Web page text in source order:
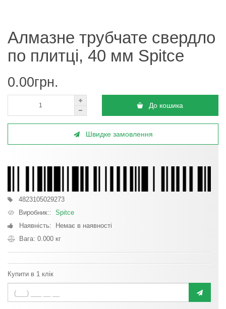
Алмазне трубчате свердло
по плитці, 40 мм Spitce
0.00грн.
До кошика
Швидке замовлення
4823105029273
Виробник:: Spitce
Наявність: Немає в наявності
Вага: 0.000 кг
Купити в 1 клік